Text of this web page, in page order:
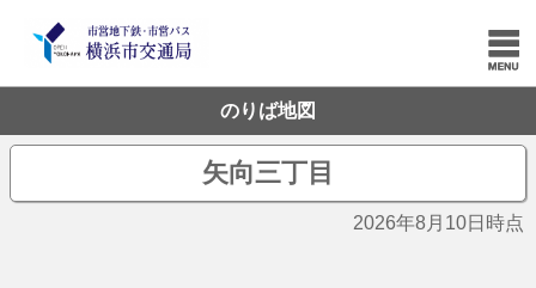
のりば地図
矢向三丁目
2026年8月10日時点